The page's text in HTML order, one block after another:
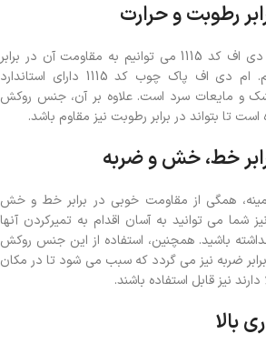
رطوبت و حرارت
از دیگر ویژگی های ورق ام دی اف کد 1115 می توانیم به مقاومت آن در برابر
رطوبت و حرارت اشاره کنیم. ام دی اف پاک چوب کد 1115 دارای استاندارد
و مایعات سرد است. علاوه بر آن، جنس روکش
تا بتواند در برابر رطوبت نیز مقاوم باشد.
خط، خش و ضربه
همگی از مقاومت خوبی در برابر خط و خش
شما می توانید به آسان اقدام به تمیرکردن آنها
باشید. همچنین، استفاده از این جنس روکش
ضربه نیز می گردد که سبب می شود تا در مکان
نیز قابل استفاده باشند.
بالا